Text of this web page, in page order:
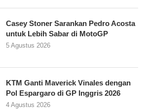
Casey Stoner Sarankan Pedro Acosta
untuk Lebih Sabar di MotoGP
5 Agustus 2026
KTM Ganti Maverick Vinales dengan
Pol Espargaro di GP Inggris 2026
4 Agustus 2026